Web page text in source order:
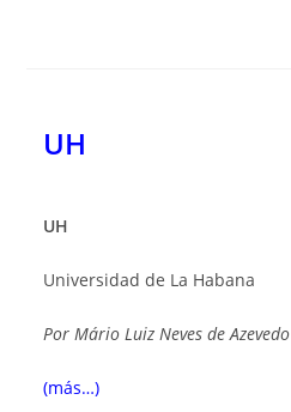
UH
UH
Universidad de La Habana
Por Mário Luiz Neves de Azevedo
(más…)